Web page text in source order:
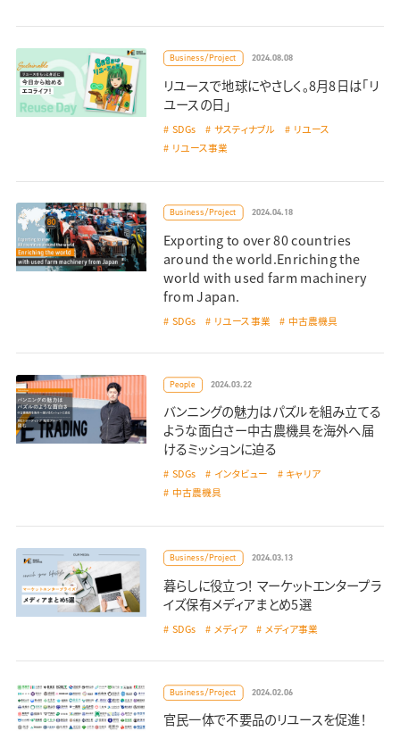
Business/Project 2024.08.08
リユースで地球にやさしく。8月8日は「リ
ユースの日」
SDGs サスティナブル リユース
リユース事業
Business/Project 2024.04.18
Exporting to over 80 countries
around the world.Enriching the
world with used farm machinery
from Japan.
SDGs リユース事業 中古農機具
People 2024.03.22
バンニングの魅力はパズルを組み立てる
ような面白さー中古農機具を海外へ届
けるミッションに迫る
SDGs インタビュー キャリア
中古農機具
Business/Project 2024.03.13
暮らしに役立つ！ マーケットエンタープラ
イズ保有メディアまとめ5選
SDGs メディア メディア事業
Business/Project 2024.02.06
官民一体で不要品のリユースを促進！